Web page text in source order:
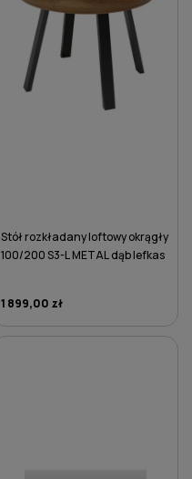
Stół rozkładany loftowy okrągły
100/200 S3-L METAL dąb lefkas
1 899,00 zł